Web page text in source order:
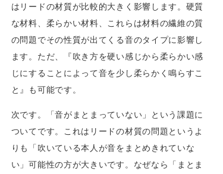
はリードの材質が比較的大きく影響します。硬質
な材料、柔らかい材料、これらは材料の繊維の質
の問題でその性質が出てくる音のタイプに影響し
ます。ただ、『吹き方を硬い感じから柔らかい感
じにすることによって音を少し柔らかく鳴らすこ
と』も可能です。
次です。「音がまとまっていない」という課題に
ついてです。これはリードの材質の問題というよ
りも「吹いている本人が音をまとめきれていな
い」可能性の方が大きいです。なぜなら「まとま